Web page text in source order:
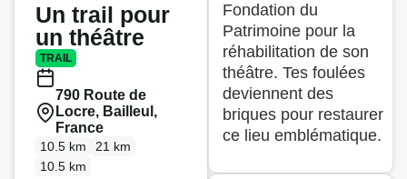
Un trail pour
un théâtre
TRAIL
790 Route de
Locre, Bailleul,
France
10.5 km
21 km
10.5 km
Fondation du
Patrimoine pour la
réhabilitation de son
théâtre. Tes foulées
deviennent des
briques pour restaurer
ce lieu emblématique.